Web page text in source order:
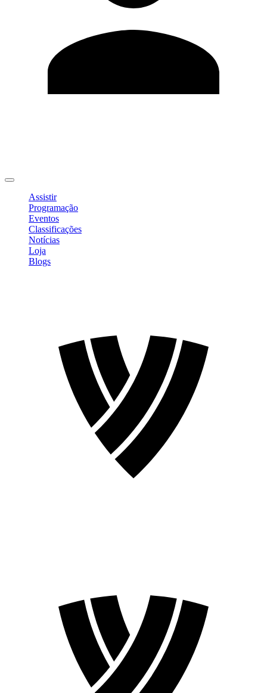
Assistir
Programação
Eventos
Classificações
Notícias
Loja
Blogs